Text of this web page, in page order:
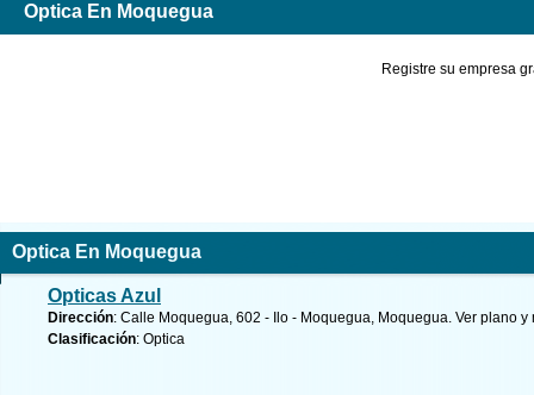
Optica En Moquegua
Registre su empresa
Optica En Moquegua
Opticas Azul
Dirección: Calle Moquegua, 602 - Ilo - Moquegua, Moquegua. Ver plano y
Clasificación: Optica